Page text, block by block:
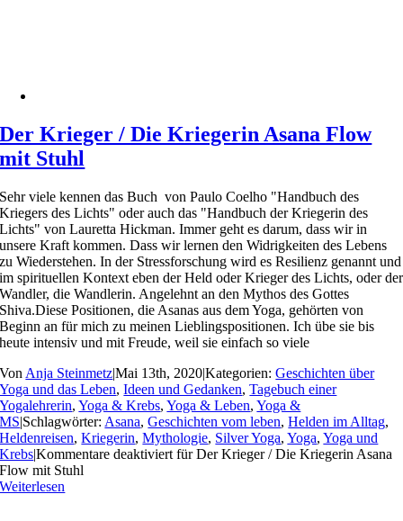
Der Krieger / Die Kriegerin Asana Flow
mit Stuhl
Sehr viele kennen das Buch von Paulo Coelho "Handbuch des
Kriegers des Lichts" oder auch das "Handbuch der Kriegerin des
Lichts" von Lauretta Hickman. Immer geht es darum, dass wir in
unsere Kraft kommen. Dass wir lernen den Widrigkeiten des Lebens
zu Wiederstehen. In der Stressforschung wird es Resilienz genannt und
im spirituellen Kontext eben der Held oder Krieger des Lichts, oder der
Wandler, die Wandlerin. Angelehnt an den Mythos des Gottes
Shiva.Diese Positionen, die Asanas aus dem Yoga, gehörten von
Beginn an für mich zu meinen Lieblingspositionen. Ich übe sie bis
heute intensiv und mit Freude, weil sie einfach so viele
Von Anja Steinmetz|Mai 13th, 2020|Kategorien:Geschichten über
Yoga und das Leben,Ideen und Gedanken,Tagebuch einer
Yogalehrerin,Yoga & Krebs,Yoga & Leben,Yoga &
MS|Schlagwörter: Asana,Geschichten vom leben,Helden im Alltag,
Heldenreisen,Kriegerin,Mythologie, Silver Yoga,Yoga,Yoga und
Krebs|Kommentare deaktiviert für Der Krieger / Die Kriegerin Asana
Flow mit Stuhl
Weiterlesen